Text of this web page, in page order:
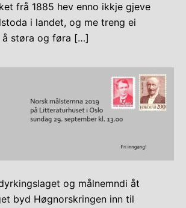
frå 1885 hev enno ikkje gjeve
i landet, og me treng ei
å støra og føra […]
og målnemndi åt
byd Høgnorskringen inn til